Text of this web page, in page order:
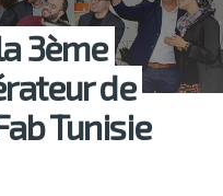
3ème
de
Tunisie